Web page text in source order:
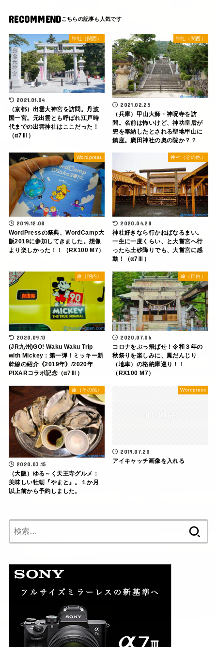
RECOMMEND
神社（関西）
2021.01.04
（京都）出雲大神宮を訪問。丹波
国一宮。元出雲とも呼ばれ江戸時
代までの出雲神社はここだった！
（α7Ⅲ）
神社（関西）
2021.02.25
（兵庫）甲山大師・神呪寺を訪
問。名前は怖いけど、神功皇后が
兜を奉納したとされる聖地甲山に
鎮座。廣田神社の奥の院か？？
Wordpress
2019.12.08
WordPressの祭典、WordCamp大
阪2019に参加してきました。想像
より楽しかった！！（RX100 M7）
神社（その他）
2020.04.28
神社好きなら行かねばなるまい。
一生に一度くらい、と大嘗宮へ行
ったら土砂降りでも、大嘗宮に感
動！（α7Ⅲ）
旅（国内）
2020.09.13
(JR九州)GO! Waku Waku Trip
with Mickey：第一弾！ミッキー新
幹線の紹介《2019年》/2020年
PIXARコラボ記念（α7Ⅲ）
旅（国内）
2020.07.06
コロナをぶっ飛ばせ！令和３年の
秋祭りを楽しみに、鳳だんじり
（地車）の格納庫巡り！！
（RX100 M7）
旅（その他）
2020.03.15
（大阪）ゆる～く天王寺グルメ：
美味しい牡蛎『やまと』。１か月
以上前から予約しました。
Wordpress
2019.07.20
アイキャッチ画像を入れる
索: